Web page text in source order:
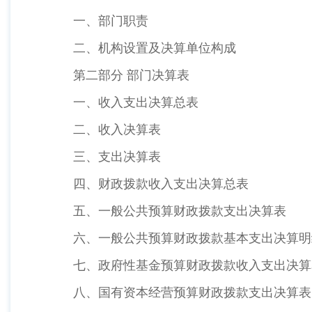
一、部门职责
二、机构设置及决算单位构成
第二部分 部门决算表
一、收入支出决算总表
二、收入决算表
三、支出决算表
四、财政拨款收入支出决算总表
五、一般公共预算财政拨款支出决算表
六、一般公共预算财政拨款基本支出决算
七、政府性基金预算财政拨款收入支出决
八、国有资本经营预算财政拨款支出决算表